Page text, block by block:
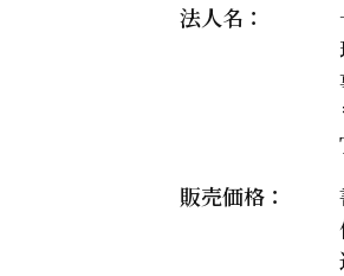
法人名：
販売価格：